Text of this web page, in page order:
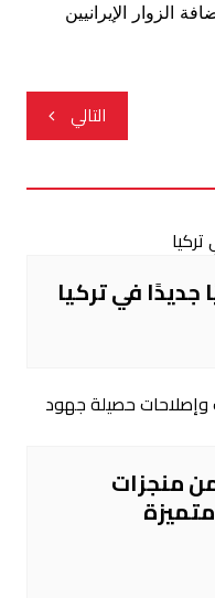
الزوار الإيرانيين
التالي
في تركيا
منجزات